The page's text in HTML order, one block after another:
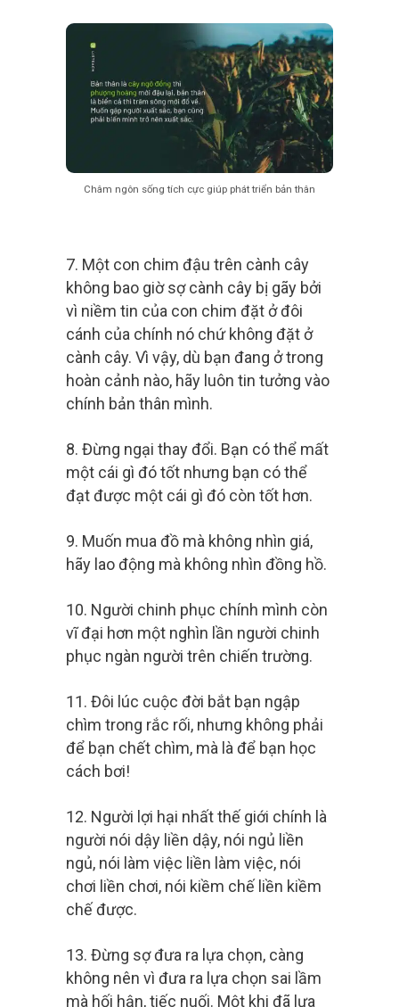
Châm ngôn sống tích cực giúp phát triển bản thân
7. Một con chim đậu trên cành cây
không bao giờ sợ cành cây bị gãy bởi
vì niềm tin của con chim đặt ở đôi
cánh của chính nó chứ không đặt ở
cành cây. Vì vậy, dù bạn đang ở trong
hoàn cảnh nào, hãy luôn tin tưởng vào
chính bản thân mình.
8. Đừng ngại thay đổi. Bạn có thể mất
một cái gì đó tốt nhưng bạn có thể
đạt được một cái gì đó còn tốt hơn.
9. Muốn mua đồ mà không nhìn giá,
hãy lao động mà không nhìn đồng hồ.
10. Người chinh phục chính mình còn
vĩ đại hơn một nghìn lần người chinh
phục ngàn người trên chiến trường.
11. Đôi lúc cuộc đời bắt bạn ngập
chìm trong rắc rối, nhưng không phải
để bạn chết chìm, mà là để bạn học
cách bơi!
12. Người lợi hại nhất thế giới chính là
người nói dậy liền dậy, nói ngủ liền
ngủ, nói làm việc liền làm việc, nói
chơi liền chơi, nói kiềm chế liền kiềm
chế được.
13. Đừng sợ đưa ra lựa chọn, càng
không nên vì đưa ra lựa chọn sai lầm
mà hối hận, tiếc nuối. Một khi đã lựa